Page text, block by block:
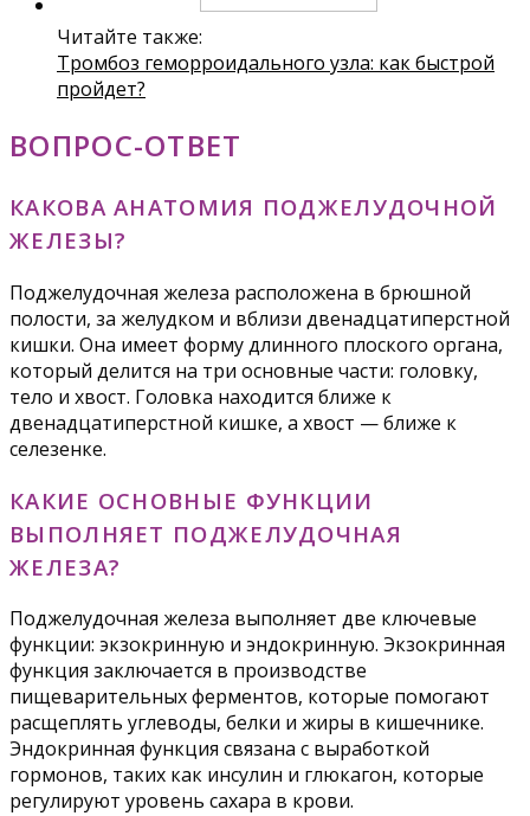
Читайте также:
Тромбоз геморроидального узла: как быстрой
пройдет?
ВОПРОС-ОТВЕТ
КАКОВА АНАТОМИЯ ПОДЖЕЛУДОЧНОЙ
ЖЕЛЕЗЫ?
Поджелудочная железа расположена в брюшной
полости, за желудком и вблизи двенадцатиперстной
кишки. Она имеет форму длинного плоского органа,
который делится на три основные части: головку,
тело и хвост. Головка находится ближе к
двенадцатиперстной кишке, а хвост — ближе к
селезенке.
КАКИЕ ОСНОВНЫЕ ФУНКЦИИ
ВЫПОЛНЯЕТ ПОДЖЕЛУДОЧНАЯ
ЖЕЛЕЗА?
Поджелудочная железа выполняет две ключевые
функции: экзокринную и эндокринную. Экзокринная
функция заключается в производстве
пищеварительных ферментов, которые помогают
расщеплять углеводы, белки и жиры в кишечнике.
Эндокринная функция связана с выработкой
гормонов, таких как инсулин и глюкагон, которые
регулируют уровень сахара в крови.